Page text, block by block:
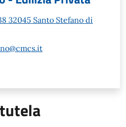
32045 Santo Stefano di